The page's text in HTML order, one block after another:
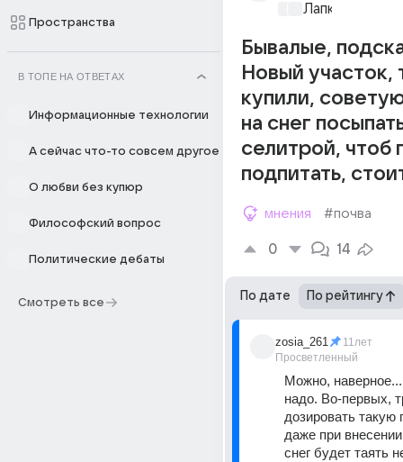
Пространства
В ТОПЕ НА ОТВЕТАХ
Информационные технологии
А сейчас что-то совсем другое
О любви без купюр
Философский вопрос
Политические дебаты
Смотреть все
Лапки и
Бывалые,
Новый участок,
купили,
на снег
селитрой, чтоб
подпитать,
мнения #почва
0 14
По дате По рейтингу
zosia_261
Просветленный
11лет
Можно,
надо. Во-первых,
дозировать такую
даже при
снег будет таять